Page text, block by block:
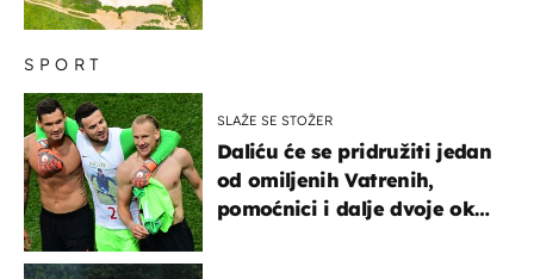
SPORT
SLAŽE SE STOŽER
Daliću će se pridružiti jedan
od omiljenih Vatrenih,
pomoćnici i dalje dvoje oko